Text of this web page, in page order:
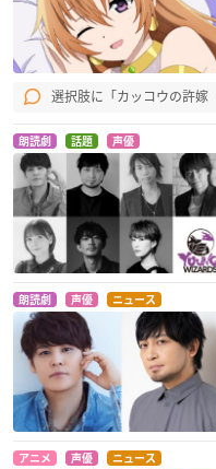
選択肢に「カッコウの許嫁
朗読劇 話題 声優
朗読劇 声優 ニュース
アニメ 声優 ニュース